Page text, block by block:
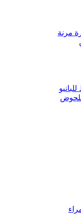
مرنة